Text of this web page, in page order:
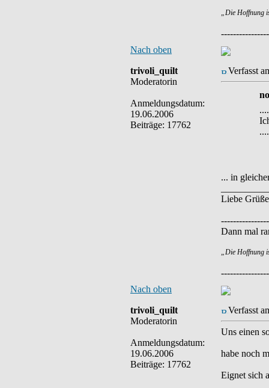
„Die Hoffnung
Nach oben
trivoli_quilt
Moderatorin
Anmeldungsdatum:
19.06.2006
Beiträge: 17762
Verfasst
... in
Liebe
Dann mal
„Die Hoffnung
Nach oben
trivoli_quilt
Moderatorin
Anmeldungsdatum:
19.06.2006
Beiträge: 17762
Verfasst
Uns einen
habe noch
Eignet sich